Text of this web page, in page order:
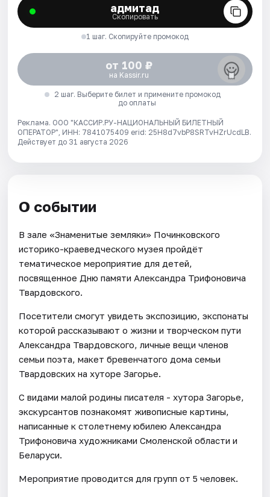
адмитад
Скопировать
1 шаг. Скопируйте промокод
от 100 ₽
на Kassir.ru
2 шаг. Выберите билет и примените промокод
до оплаты
Реклама. ООО "КАССИР.РУ-НАЦИОНАЛЬНЫЙ БИЛЕТНЫЙ
ОПЕРАТОР", ИНН: 7841075409 erid: 25H8d7vbP8SRTvHZrUcdLB.
Действует до 31 августа 2026
О событии
В зале «Знаменитые земляки» Починковского
историко-краеведческого музея пройдёт
тематическое мероприятие для детей,
посвященное Дню памяти Александра Трифоновича
Твардовского.
Посетители смогут увидеть экспозицию, экспонаты
которой рассказывают о жизни и творческом пути
Александра Твардовского, личные вещи членов
семьи поэта, макет бревенчатого дома семьи
Твардовских на хуторе Загорье.
С видами малой родины писателя - хутора Загорье,
экскурсантов познакомят живописные картины,
написанные к столетнему юбилею Александра
Трифоновича художниками Смоленской области и
Беларуси.
Мероприятие проводится для групп от 5 человек.